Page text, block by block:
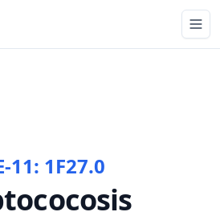
11: 1F27.0